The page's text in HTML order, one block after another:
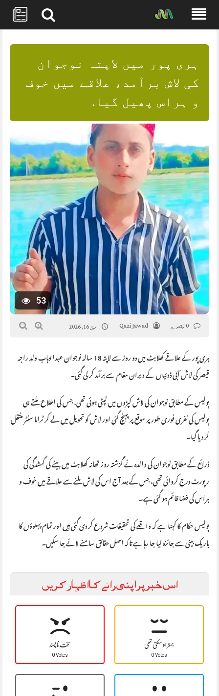
content
ہری پور میں لاپتہ نوجوان
کی لاش برآمد، علاقے میں خوف
و ہراس پھیل گیا.
53
Qazi Jawad مئ 16, 2026
ہری پور کے علاقے کھلابٹ میں دو روز سے لاپتہ 18 سالہ نوجوان عبدالوہاب ولد راجہ
قیصر کی لاش آبی ڈوئیاں کے ویران مقام سے برآمد کر لی گئی۔
پولیس کے مطابق نوجوان کی لاش کپڑوں میں لپٹی ہوئی تھی، جس کی اطلاع ملتے ہی
پولیس کی نفری فوری طور پر موقع پر پہنچ گئی اور لاش کو تحویل میں لے کر ٹراما سنٹر منتقل
کر دیا گیا۔
ذرائع کے مطابق نوجوان کی والدہ نے گزشتہ روز تھانہ کھلابٹ میں بیٹے کی گمشدگی کی
رپورٹ درج کروائی تھی، جس کے بعد آج اس کی لاش ملنے سے علاقے میں خوف و
ہراس کی فضا قائم ہو گئی ہے۔
پولیس حکام کا کہنا ہے کہ واقعے کی تحقیقات شروع کر دی گئی ہیں اور تمام پہلوؤں کا
باریک بینی سے جائزہ لیا جا رہا ہے تاکہ اصل حقائق سامنے لائے جا سکیں۔
اس خبر پر اپنی رائے کا اظہار کریں
سخت نا پسند
0 Votes
بہتر ہو سکتی تھی
0 Votes